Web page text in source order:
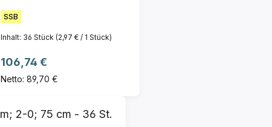
SSB
Inhalt: 36 Stück (2,97 € / 1 Stück)
Regulärer Preis:
106,74 €
Netto: 89,70 €